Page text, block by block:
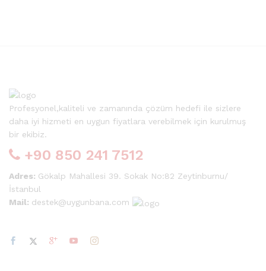
Profesyonel,kaliteli ve zamanında çözüm hedefi ile sizlere
daha iyi hizmeti en uygun fiyatlara verebilmek için kurulmuş
bir ekibiz.
+90 850 241 7512
Adres: Gökalp Mahallesi 39. Sokak No:82 Zeytinburnu/
İstanbul
Mail: destek@uygunbana.com